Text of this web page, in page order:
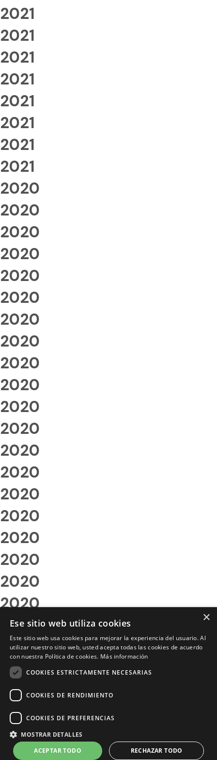
2021
2021
2021
2021
2021
2021
2021
2021
2020
2020
2020
2020
2020
2020
2020
2020
2020
2020
2020
2020
2020
2020
2020
2020
2020
2020
2020
2020
2020
2020
2020
2020
2020
2020
×
Ese sitio web utiliza cookies
Este sitio web usa cookies para mejorar la experiencia del usuario. Al
utilizar nuestro sitio web, usted acepta todas las cookies de acuerdo
con nuestra Política de cookies. Más información
COOKIES ESTRICTAMENTE NECESARIAS
COOKIES DE RENDIMIENTO
COOKIES DE PREFERENCIAS
MOSTRAR DETALLES
ACEPTAR TODO
RECHAZAR TODO